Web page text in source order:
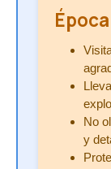
No
y